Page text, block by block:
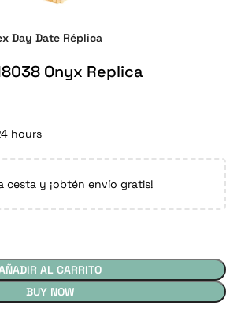
Day Date Réplica
Onyx Replica
hours
cesta y ¡obtén envío gratis!
AL CARRITO
BUY NOW